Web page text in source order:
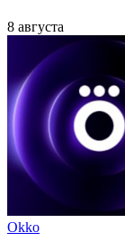
8 августа
Okko